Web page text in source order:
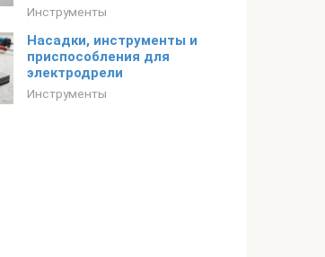
Инструменты
Насадки, инструменты и
приспособления для
электродрели
Инструменты